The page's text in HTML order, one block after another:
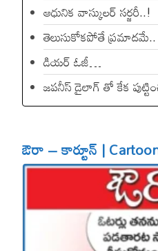
ఆధునిక వాస్కులర్ సర్జరీ..!
తెలుసుకోకపోతే ప్రమాదమే..
డియ‌ర్ ఓజీ…
జపనీస్ డైలాగ్ తో కేక
ఔరా – కార్టూన్ |